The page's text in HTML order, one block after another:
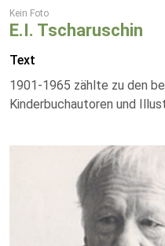
Kein Foto
E.I. Tscharuschin
Text
1901-1965 zählte zu den
Kinderbuchautoren und